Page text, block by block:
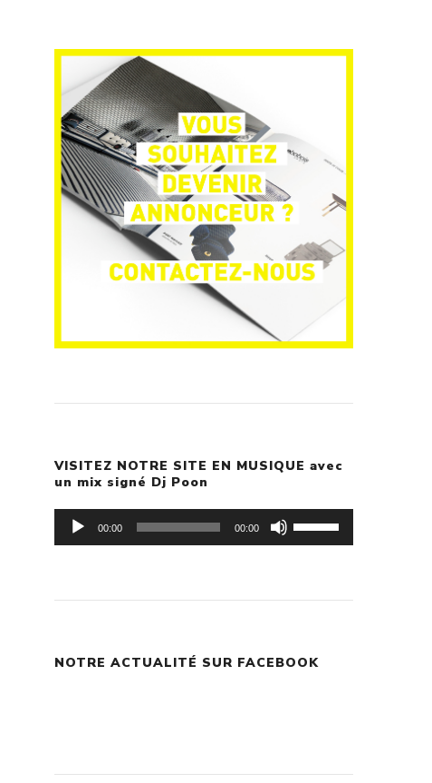
VISITEZ NOTRE SITE EN MUSIQUE avec
un mix signé Dj Poon
Lecteur
audio
00:00 00:00
Utilisez
augmenter
NOTRE ACTUALITÉ SUR FACEBOOK